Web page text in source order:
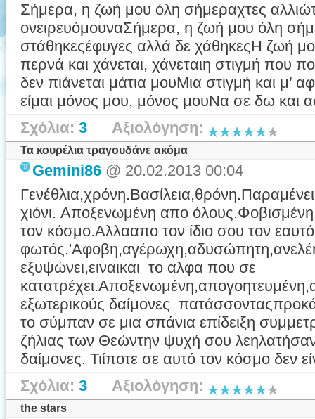
Σήμερα, η ζωή μου όλη σήμεραχτες
ονειρευόμουναΣήμερα, η ζωή μου όλη
στάθηκεςέφυγες αλλά δε χάθηκεςΗ ζωή
περνά και χάνεται, χάνεταιη στιγμή που
δεν πιάνεται μάτια μουΜια στιγμή και μ’
είμαι μόνος μου, μόνος μουΝα σε δω και
Σχόλια: 3 Αξιολόγηση:
Τα κουρέλια τραγουδάνε ακόμα
Gemini86 @ 20.02.2013 00:04
χιόνι. Αποξενωμένη απο
τον κόσμο.Αλλααπο τον ίδιο σου τον
εξυψώνει,ειναικαι το αλφα που σε
εξωτερικούς δαίμονες
το σύμπαν σε μια σπάνια επίδειξη
ζήλιας των Θεώντην ψυχή σου
δαίμονες. Τιίποτε σε αυτό τον κόσμο δεν
Σχόλια: 3 Αξιολόγηση:
the stars